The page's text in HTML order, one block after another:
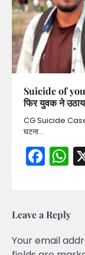
Suicide of
फिर युवक ने
CG Suicide Case
घटना…
Leave a Reply
Your email